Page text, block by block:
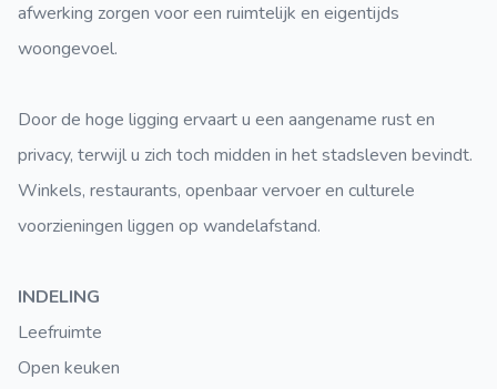
afwerking zorgen voor een ruimtelijk en eigentijds
woongevoel.
Door de hoge ligging ervaart u een aangename rust en
privacy, terwijl u zich toch midden in het stadsleven bevindt.
Winkels, restaurants, openbaar vervoer en culturele
voorzieningen liggen op wandelafstand.
INDELING
Leefruimte
Open keuken